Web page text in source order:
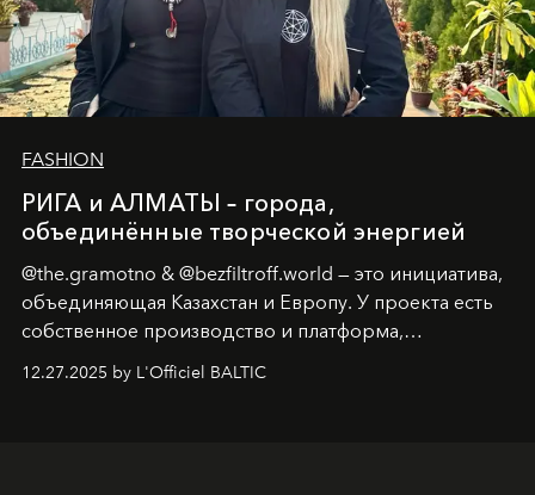
FASHION
РИГА и АЛМАТЫ – города,
объединённые творческой энергией
@the.gramotno & @bezfiltroff.world — это инициатива,
объединяющая Казахстан и Европу. У проекта есть
собственное производство и платформа,
предоставляющая возможности, поддержку и
решения для дизайнеров и молодых брендов.
12.27.2025 by L'Officiel BALTIC